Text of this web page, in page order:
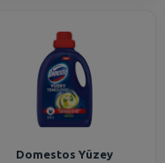
Domestos Yüzey